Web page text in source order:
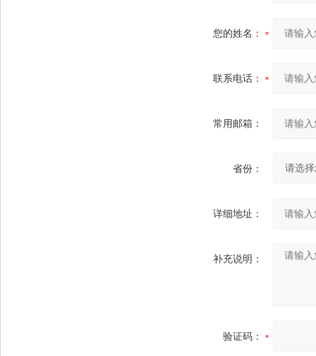
您的姓名：
联系电话：
常用邮箱：
省份：
详细地址：
补充说明：
验证码：